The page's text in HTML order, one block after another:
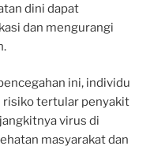
dini dapat
dan mengurangi
ini, individu
risiko tertular penyakit
virus di
masyarakat dan